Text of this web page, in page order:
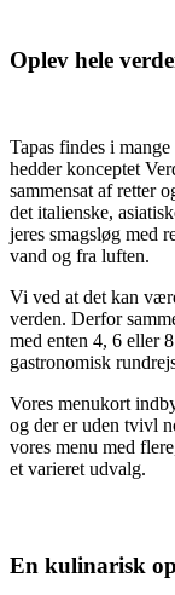
Oplev hele
Tapas findes i
hedder konceptet
sammensat af retter
det italienske,
jeres smagsløg med
vand og fra luften.
Vi ved at det kan
verden. Derfor
med enten 4, 6 eller
gastronomisk
Vores menukort
og der er uden tvivl
vores menu med
et varieret udvalg.
En kulinarisk